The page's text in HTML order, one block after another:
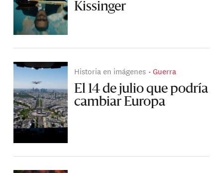
Kissinger
Historia en imágenes Guerra
El 14 de julio que podría
cambiar Europa